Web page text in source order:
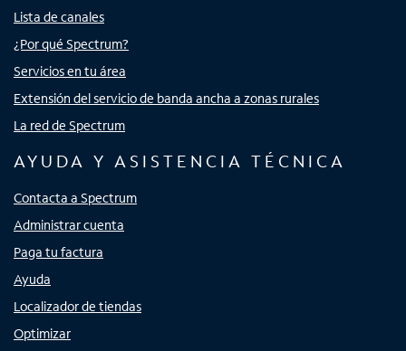
Lista de canales
¿Por qué Spectrum?
Servicios en tu área
Extensión del servicio de banda ancha a zonas rurales
La red de Spectrum
AYUDA Y ASISTENCIA TÉCNICA
Contacta a Spectrum
Administrar cuenta
Paga tu factura
Ayuda
Localizador de tiendas
Optimizar